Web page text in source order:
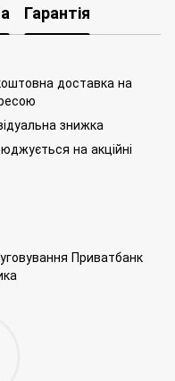
Гарантія
доставка на
знижка
на акційні
Приватбанк